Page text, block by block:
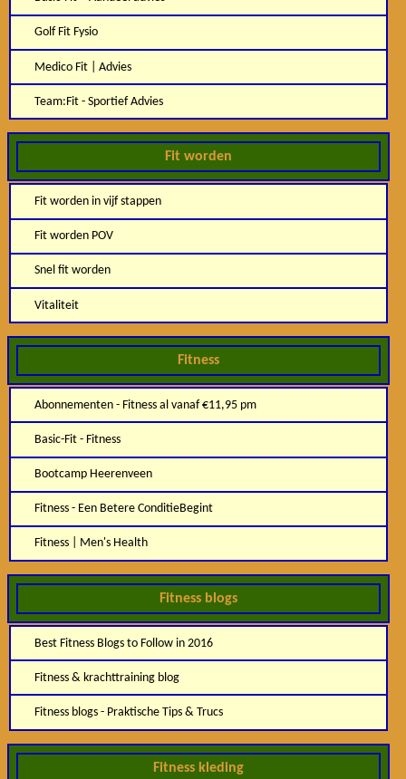
Golf Fit Fysio
Medico Fit | Advies
Team:Fit - Sportief Advies
Fit worden
Fit worden in vijf stappen
Fit worden POV
Snel fit worden
Vitaliteit
Fitness
Abonnementen - Fitness al vanaf €11,95 pm
Basic-Fit - Fitness
Bootcamp Heerenveen
Fitness - Een Betere ConditieBegint
Fitness | Men's Health
Fitness blogs
Best Fitness Blogs to Follow in 2016
Fitness & krachttraining blog
Fitness blogs - Praktische Tips & Trucs
Fitness kleding